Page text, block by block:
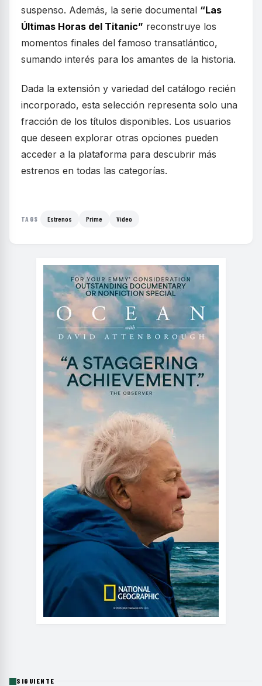
suspenso. Además, la serie documental “Las
Últimas Horas del Titanic” reconstruye los
momentos finales del famoso transatlántico,
sumando interés para los amantes de la historia.
Dada la extensión y variedad del catálogo recién
incorporado, esta selección representa solo una
fracción de los títulos disponibles. Los usuarios
que deseen explorar otras opciones pueden
acceder a la plataforma para descubrir más
estrenos en todas las categorías.
TAGS Estrenos Prime Video
SIGUIENTE